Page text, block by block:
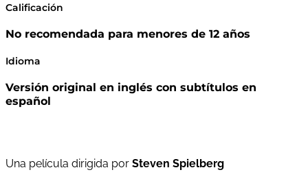
Calificación
No recomendada para menores de 12 años
Idioma
Versión original en inglés con subtítulos en
español
Una película dirigida por Steven Spielberg